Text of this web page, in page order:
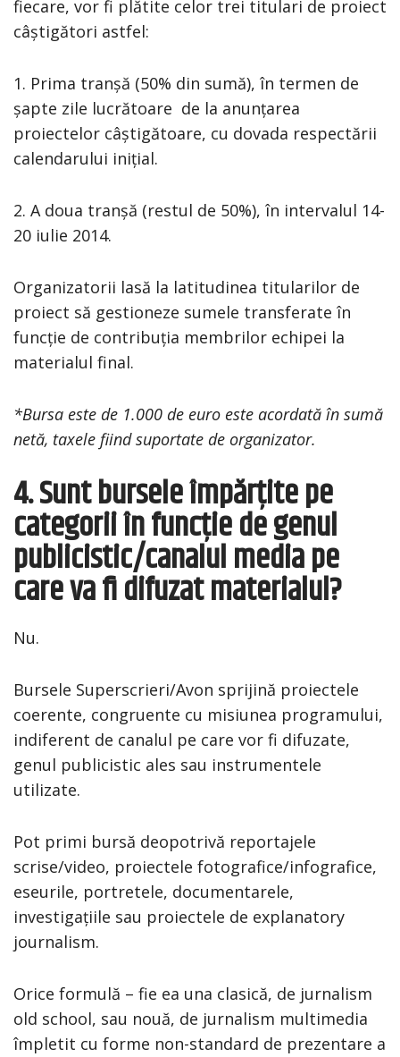
fiecare, vor fi plătite celor trei titulari de proiect
câștigători astfel:
1. Prima tranșă (50% din sumă), în termen de
șapte zile lucrătoare de la anunțarea
proiectelor câștigătoare, cu dovada respectării
calendarului inițial.
2. A doua tranșă (restul de 50%), în intervalul 14-
20 iulie 2014.
Organizatorii lasă la latitudinea titularilor de
proiect să gestioneze sumele transferate în
funcție de contribuția membrilor echipei la
materialul final.
*Bursa este de 1.000 de euro este acordată în sumă
netă, taxele fiind suportate de organizator.
4. Sunt bursele împărțite pe
categorii în funcție de genul
publicistic/canalul media pe
care va fi difuzat materialul?
Nu.
Bursele Superscrieri/Avon sprijină proiectele
coerente, congruente cu misiunea programului,
indiferent de canalul pe care vor fi difuzate,
genul publicistic ales sau instrumentele
utilizate.
Pot primi bursă deopotrivă reportajele
scrise/video, proiectele fotografice/infografice,
eseurile, portretele, documentarele,
investigațiile sau proiectele de explanatory
journalism.
Orice formulă – fie ea una clasică, de jurnalism
old school, sau nouă, de jurnalism multimedia
împletit cu forme non-standard de prezentare a